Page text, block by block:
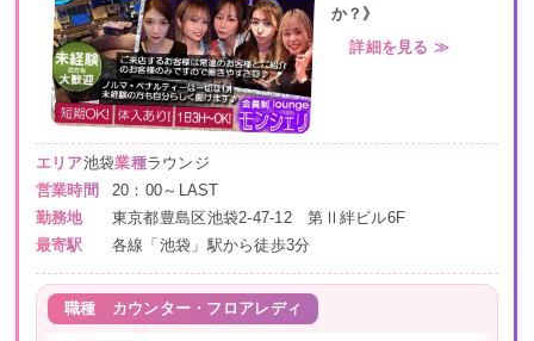
か？》
詳細を見る ≫
エリア池袋業種ラウンジ
営業時間
20：00～LAST
勤務地
東京都豊島区池袋2-47-12 第Ⅱ絆ビル6F
最寄駅
各線「池袋」駅から徒歩3分
職種 カウンター・フロアレディ